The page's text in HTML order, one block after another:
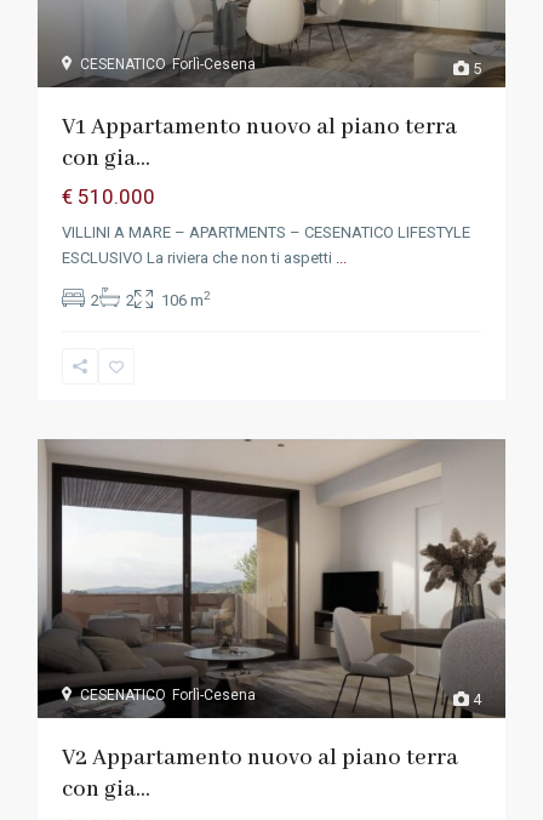
5
CESENATICO Forlì-Cesena
V1 Appartamento nuovo al piano terra
con gia...
€ 510.000
VILLINI A MARE – APARTMENTS – CESENATICO LIFESTYLE
ESCLUSIVO La riviera che non ti aspetti ...
2 2 106 m2
4
CESENATICO Forlì-Cesena
V2 Appartamento nuovo al piano terra
con gia...